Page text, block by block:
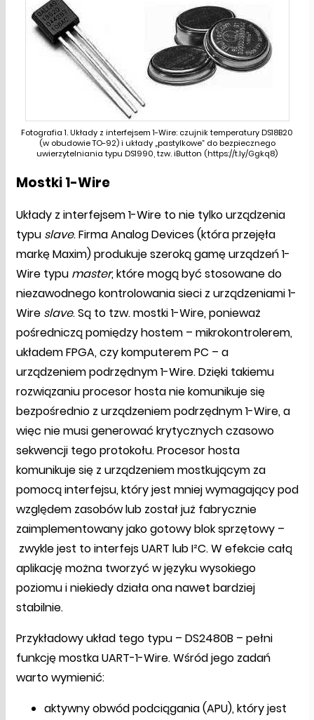
Fotografia 1. Układy z interfejsem 1-Wire: czujnik temperatury DS18B20
(w obudowie TO-92) i układy „pastylkowe” do bezpiecznego
uwierzytelniania typu DS1990, tzw. iButton (https://t.ly/Ggkq8)
Mostki 1-Wire
Układy z interfejsem 1-Wire to nie tylko urządzenia
typu slave. Firma Analog Devices (która przejęła
markę Maxim) produkuje szeroką gamę urządzeń 1-
Wire typu master, które mogą być stosowane do
niezawodnego kontrolowania sieci z urządzeniami 1-
Wire slave. Są to tzw. mostki 1-Wire, ponieważ
pośredniczą pomiędzy hostem – mikrokontrolerem,
układem FPGA, czy komputerem PC – a
urządzeniem podrzędnym 1-Wire. Dzięki takiemu
rozwiązaniu procesor hosta nie komunikuje się
bezpośrednio z urządzeniem podrzędnym 1-Wire, a
więc nie musi generować krytycznych czasowo
sekwencji tego protokołu. Procesor hosta
komunikuje się z urządzeniem mostkującym za
pomocą interfejsu, który jest mniej wymagający pod
względem zasobów lub został już fabrycznie
zaimplementowany jako gotowy blok sprzętowy –
zwykle jest to interfejs UART lub I²C. W efekcie całą
aplikację można tworzyć w języku wysokiego
poziomu i niekiedy działa ona nawet bardziej
stabilnie.
Przykładowy układ tego typu – DS2480B – pełni
funkcję mostka UART-1-Wire. Wśród jego zadań
warto wymienić:
aktywny obwód podciągania (APU), który jest